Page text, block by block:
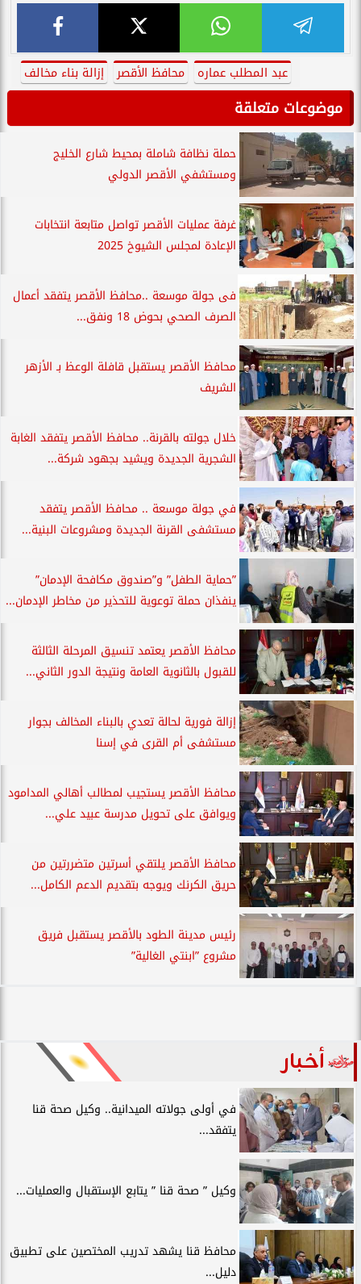
عبد المطلب عماره محافظ الأقصر إزالة بناء مخالف
موضوعات متعلقة
حملة نظافة شاملة بمحيط شارع الخليج
ومستشفي الأقصر الدولي
غرفة عمليات الأقصر تواصل متابعة انتخابات
الإعادة لمجلس الشيوخ 2025
فى جولة موسعة ..محافظ الأقصر يتفقد أعمال
الصرف الصحي بحوض 18 ونفق...
محافظ الأقصر يستقبل قافلة الوعظ بـ الأزهر
الشريف
خلال جولته بالقرنة.. محافظ الأقصر يتفقد الغابة
الشجرية الجديدة ويشيد بجهود شركة...
في جولة موسعة .. محافظ الأقصر يتفقد
مستشفى القرنة الجديدة ومشروعات البنية...
”حماية الطفل” و”صندوق مكافحة الإدمان”
ينفذان حملة توعوية للتحذير من مخاطر الإدمان...
محافظ الأقصر يعتمد تنسيق المرحلة الثالثة
للقبول بالثانوية العامة ونتيجة الدور الثاني...
إزالة فورية لحالة تعدي بالبناء المخالف بجوار
مستشفى أم القرى في إسنا
محافظ الأقصر يستجيب لمطالب أهالي المدامود
ويوافق على تحويل مدرسة عبيد علي...
محافظ الأقصر يلتقي أسرتين متضررتين من
حريق الكرنك ويوجه بتقديم الدعم الكامل...
رئيس مدينة الطود بالأقصر يستقبل فريق
مشروع ”ابنتي الغالية”
أخبار
في أولى جولاته الميدانية.. وكيل صحة قنا
يتفقد...
وكيل ” صحة قنا ” يتابع الإستقبال والعمليات...
محافظ قنا يشهد تدريب المختصين على تطبيق
دليل...